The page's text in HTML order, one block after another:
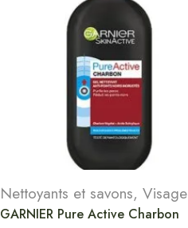
Nettoyants et savons, Visage
GARNIER Pure Active Charbon